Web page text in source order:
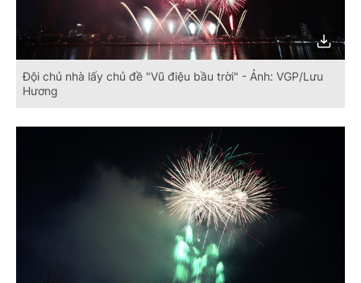
Đội chủ nhà lấy chủ đề "Vũ điệu bầu trời" - Ảnh: VGP/Lưu
Hương